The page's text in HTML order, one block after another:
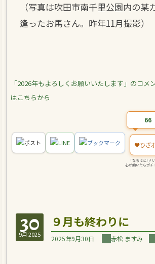
（写真は吹田市南千里公園内の某
逢ったお馬さん。昨年11月撮影）
ポスト LINE ブックマーク
66
❤️ひざ
｢なるほど!｣｢
心が動いたらポチ
「2026年もよろしくお願いいたします」 のコメ
はこちらから
30
9月 2025
９月も終わりに
2025年9月30日 赤松 ますみ